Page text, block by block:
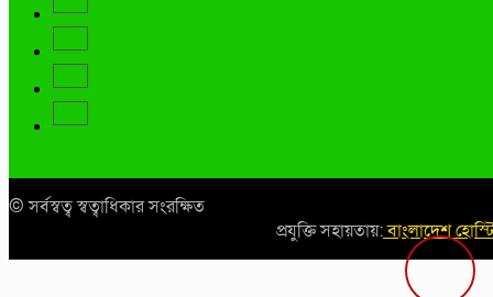
© সর্বস্বত্ব স্বত্বাধিকার সংরক্ষিত
প্রযুক্তি সহায়তায়:বাংলাদেশ